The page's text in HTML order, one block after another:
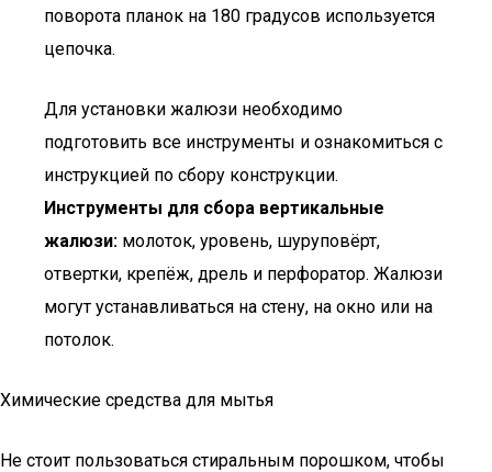
поворота планок на 180 градусов используется
цепочка.
Для установки жалюзи необходимо
подготовить все инструменты и ознакомиться с
инструкцией по сбору конструкции.
Инструменты для сбора вертикальные
жалюзи: молоток, уровень, шуруповёрт,
отвертки, крепёж, дрель и перфоратор. Жалюзи
могут устанавливаться на стену, на окно или на
потолок.
Химические средства для мытья
Не стоит пользоваться стиральным порошком, чтобы